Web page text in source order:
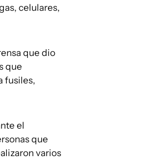
celulares,
que dio
que
fusiles,
el
que
varios